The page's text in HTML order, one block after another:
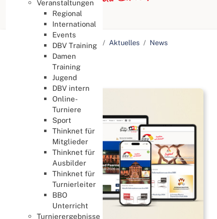
Veranstaltungen
Regional
International
Events
DBV Training
Damen
Training
Jugend
DBV intern
Online-
Turniere
Sport
Thinknet für
Mitglieder
Thinknet für
Ausbilder
Thinknet für
Turnierleiter
BBO
Unterricht
Turnierergebnisse
Aktuelle Seite: Startseite Aktuelles
News
Organisation
Organisation